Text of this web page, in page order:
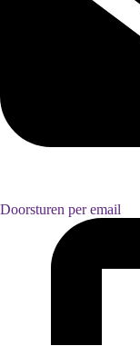
Doorsturen per email